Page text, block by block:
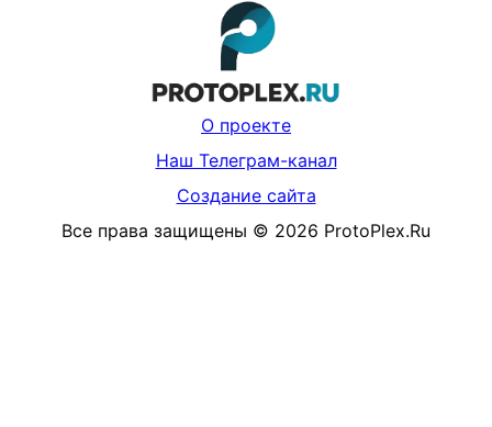
О проекте
Наш Телеграм-канал
Создание сайта
Все права защищены © 2026 ProtoPlex.Ru